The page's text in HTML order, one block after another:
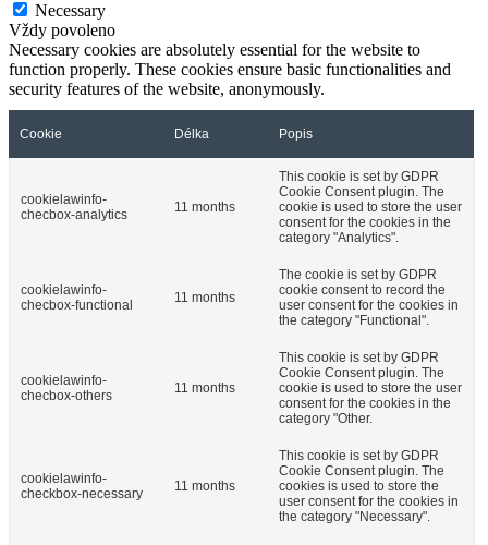
Necessary
Vždy povoleno
Necessary cookies are absolutely essential for the website to
function properly. These cookies ensure basic functionalities and
security features of the website, anonymously.
Cookie Délka Popis
cookielawinfo-
checbox-analytics
11 months
This cookie is set by GDPR
Cookie Consent plugin. The
cookie is used to store the user
consent for the cookies in the
category "Analytics".
cookielawinfo-
checbox-functional
11 months
The cookie is set by GDPR
cookie consent to record the
user consent for the cookies in
the category "Functional".
cookielawinfo-
checbox-others
11 months
This cookie is set by GDPR
Cookie Consent plugin. The
cookie is used to store the user
consent for the cookies in the
category "Other.
cookielawinfo-
checkbox-necessary
11 months
This cookie is set by GDPR
Cookie Consent plugin. The
cookies is used to store the
user consent for the cookies in
the category "Necessary".